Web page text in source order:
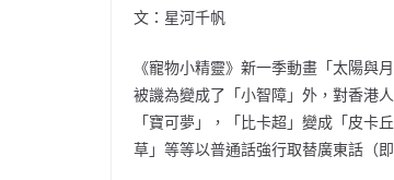
文： 星河千帆
《寵物小精靈》新一季動畫「太陽與
被譏為變成了「小智障」外，對香港
「寶可夢」，「比卡超」變成「皮
草」等等以普通話強行取替廣東話（